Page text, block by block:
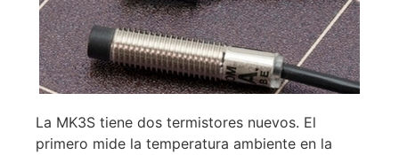
La MK3S tiene dos termistores nuevos. El
primero mide la temperatura ambiente en la